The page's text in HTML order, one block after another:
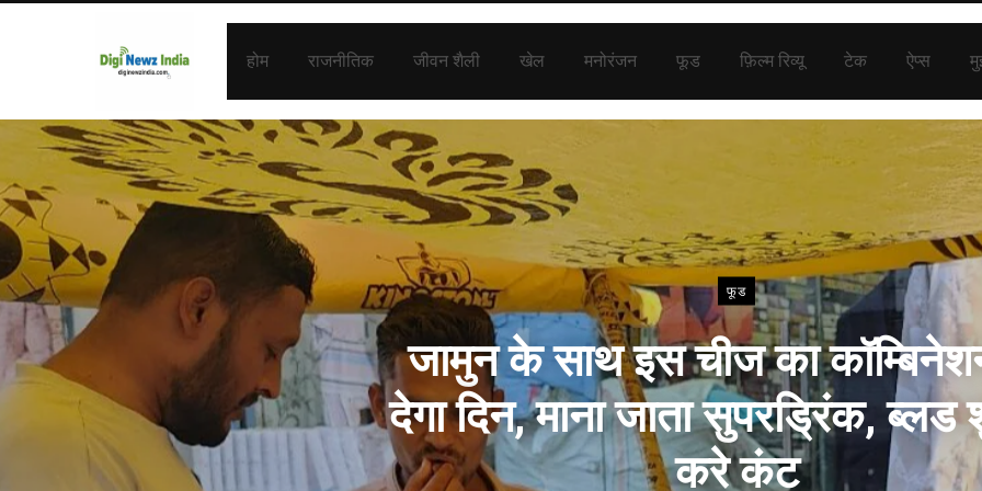
होम राजनीतिक जीवन शैली खेल मनोरंजन फूड फ़िल्म रिव्यू टेक ऐप्स
फूड
जामुन के साथ इस चीज का
देगा दिन, माना जाता सुपरड्रिंक, ब्लड
करे कंट